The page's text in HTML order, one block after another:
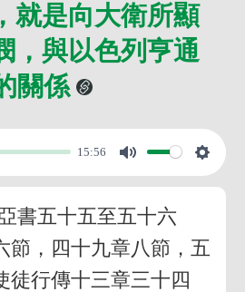
就是向大衛所顯
，與以色列亨通
關係
15:56
書五十五至五十六
節，四十九章八節，五
徒行傳十三章三十四